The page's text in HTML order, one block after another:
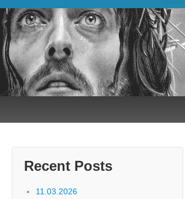
Recent Posts
11.03.2026